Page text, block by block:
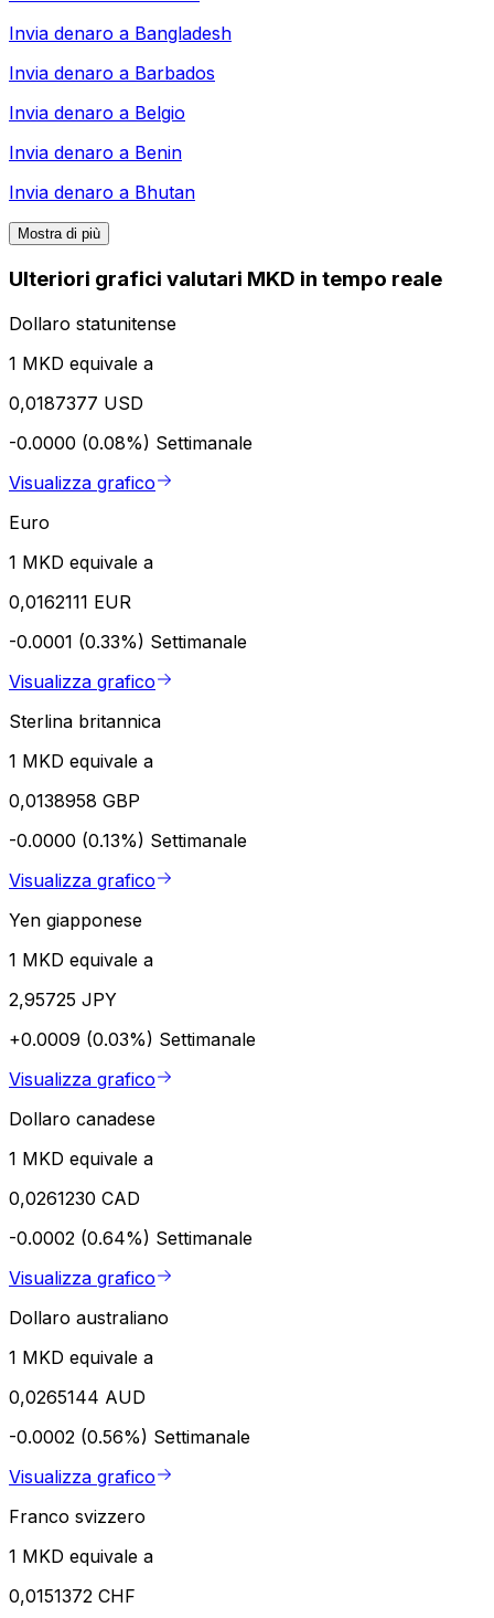
Invia denaro a Bangladesh
Invia denaro a Barbados
Invia denaro a Belgio
Invia denaro a Benin
Invia denaro a Bhutan
Mostra di più
Ulteriori grafici valutari MKD in tempo reale
Dollaro statunitense
1 MKD equivale a
0,0187377 USD
-0.0000 (0.08%) Settimanale
Visualizza grafico
Euro
1 MKD equivale a
0,0162111 EUR
-0.0001 (0.33%) Settimanale
Visualizza grafico
Sterlina britannica
1 MKD equivale a
0,0138958 GBP
-0.0000 (0.13%) Settimanale
Visualizza grafico
Yen giapponese
1 MKD equivale a
2,95725 JPY
+0.0009 (0.03%) Settimanale
Visualizza grafico
Dollaro canadese
1 MKD equivale a
0,0261230 CAD
-0.0002 (0.64%) Settimanale
Visualizza grafico
Dollaro australiano
1 MKD equivale a
0,0265144 AUD
-0.0002 (0.56%) Settimanale
Visualizza grafico
Franco svizzero
1 MKD equivale a
0,0151372 CHF